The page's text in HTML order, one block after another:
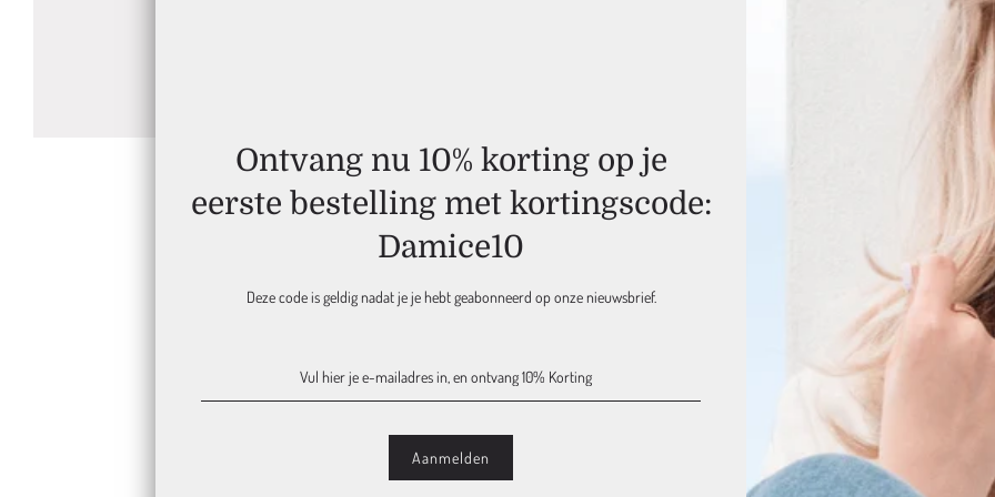
Gratis & Snelle
Verzending
Ook voor alle NATULIQUE
producten, vanaf 75 euro
Retouren mogelijk
binnen 15 dagen
Bij ons geldt een 'niet goed,
geld terug' retourbeleid
Verzendkosten NL & EU
Retouren, binnen 15
Ontvang nu 10% korting op je
eerste bestelling met kortingscode:
Damice10
Deze code is geldig nadat je je hebt geabonneerd op onze nieuwsbrief.